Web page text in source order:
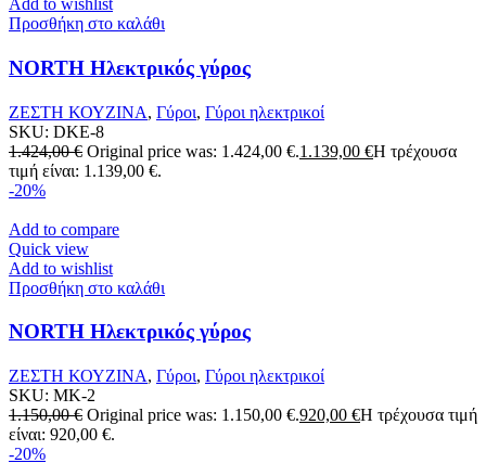
Add to wishlist
Προσθήκη στο καλάθι
NORTH Ηλεκτρικός γύρος
ΖΕΣΤΗ ΚΟΥΖΙΝΑ, Γύροι, Γύροι ηλεκτρικοί
SKU: DKE-8
1.424,00€ Original price was: 1.424,00 €.1.139,00 €Η τρέχουσα
τιμή είναι: 1.139,00 €.
-20%
Add to compare
Quick view
Add to wishlist
Προσθήκη στο καλάθι
NORTH Ηλεκτρικός γύρος
ΖΕΣΤΗ ΚΟΥΖΙΝΑ, Γύροι, Γύροι ηλεκτρικοί
SKU: MK-2
1.150,00€ Original price was: 1.150,00 €.920,00 €Η τρέχουσα τιμή
είναι: 920,00 €.
-20%